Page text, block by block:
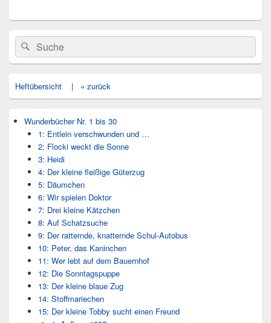
Primärer
Seitenleisten
Widget-
Bereich
Search
for:
Suche
Heftübersicht | « zurück
Wunderbücher Nr. 1 bis 30
1: Entlein verschwunden und …
2: Flocki weckt die Sonne
3: Heidi
4: Der kleine fleißige Güterzug
5: Däumchen
6: Wir spielen Doktor
7: Drei kleine Kätzchen
8: Auf Schatzsuche
9: Der ratternde, knatternde Schul-Autobus
10: Peter, das Kaninchen
11: Wer lebt auf dem Bauernhof
12: Die Sonntagspuppe
13: Der kleine blaue Zug
14: Stoffmariechen
15: Der kleine Tobby sucht einen Freund